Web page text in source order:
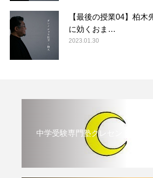
【最後の授業04】柏木
に効くおま…
2023.01.30
中学受験専門塾クレセント